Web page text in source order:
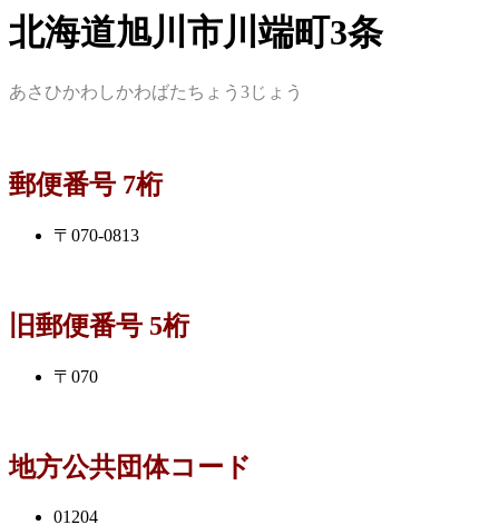
北海道旭川市川端町3条
あさひかわしかわばたちょう3じょう
郵便番号 7桁
〒070-0813
旧郵便番号 5桁
〒070
地方公共団体コード
01204